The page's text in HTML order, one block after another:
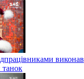
виконав
танок